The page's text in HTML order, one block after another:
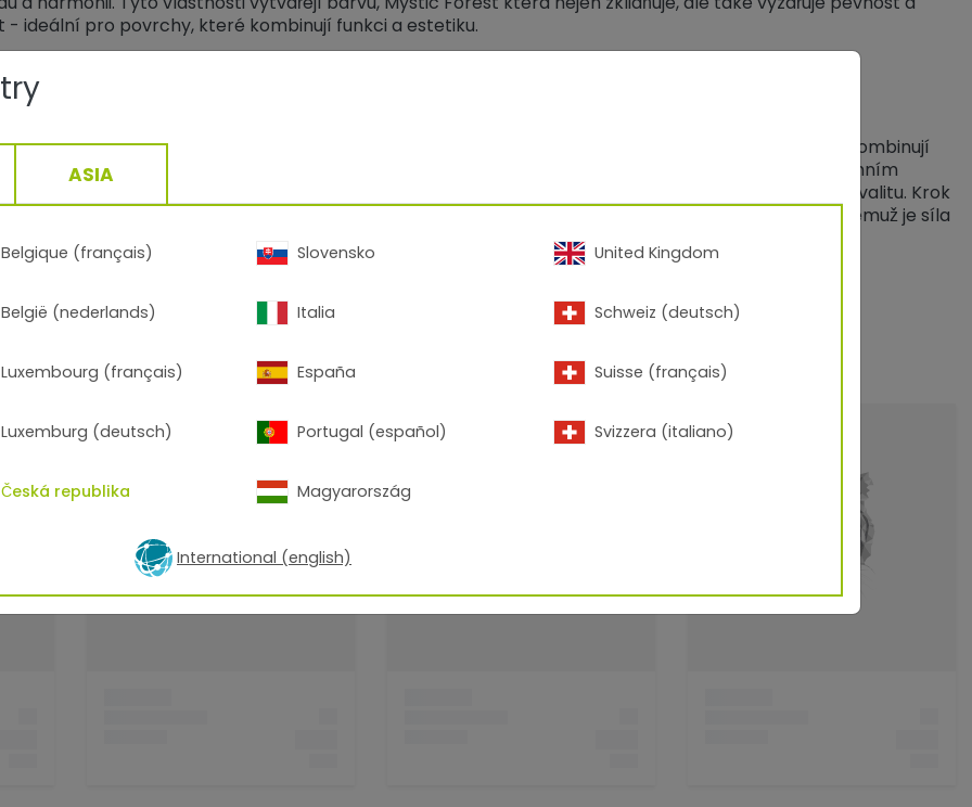
- ideální pro povrchy, které kombinují funkci a estetiku.
způsobem se vyvíjejí práškové nátěry TIGER Drylac®.
povrch, který odolává teplu a zároveň vyzařuje eleganci. Jízdní kola a sportovní vybavení kombinují
design s pružností a flexibilitou. Zemědělské stroje dostávají ochrannou vrstvu, která odolává extrémním
- od bláta a deště až po UV paprsky a chemikálie. Kování a skluzavky spojují funkčnost a vysokou kvalitu. Krok
vrstva po vrstvě, vzniká povrch, který kombinuje technickou přesnost a vizuální dokonalost - díky čemuž je síla
v Mystic Forest.
a barev
ASIA
Belgique (français)
België (nederlands)
Luxembourg (français)
Luxemburg (deutsch)
Česká republika
Slovensko
Italia
España
Portugal (español)
Magyarország
United Kingdom
Schweiz (deutsch)
Suisse (français)
Svizzera (italiano)
International (english)